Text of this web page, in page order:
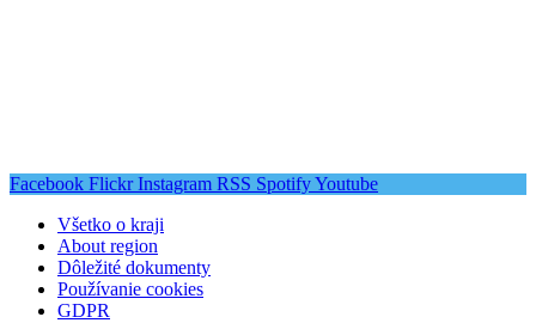
Facebook Flickr Instagram RSS SpotifyYoutube
Všetko o kraji
About region
Dôležité dokumenty
Používanie cookies
GDPR